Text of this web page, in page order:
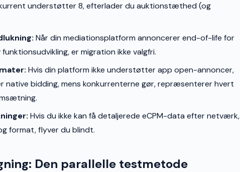
understøtter 8, efterlader du auktionstæthed (og
Når din mediationsplatform annoncerer end-of-life for
er migration ikke valgfri.
Hvis din platform ikke understøtter app open-annoncer,
native bidding, mens konkurrenterne gør, repræsenterer hvert
Hvis du ikke kan få detaljerede eCPM-data efter netværk,
format, flyver du blindt.
Den parallelle testmetode